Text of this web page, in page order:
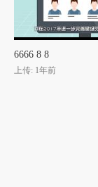
6666 8 8
上传: 1年前